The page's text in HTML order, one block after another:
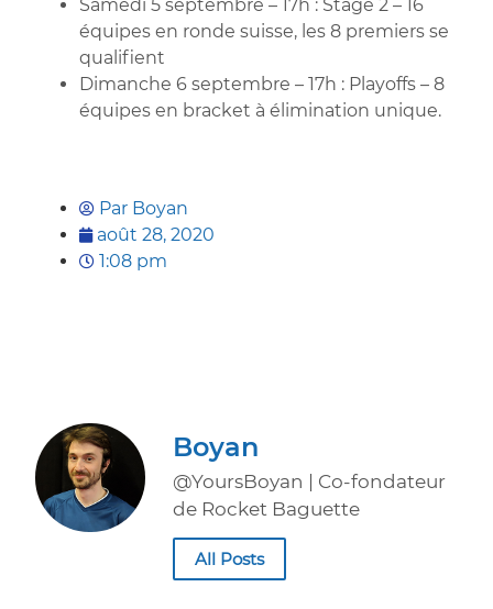
Samedi 5 septembre – 17h : Stage 2 – 16
équipes en ronde suisse, les 8 premiers se
qualifient
Dimanche 6 septembre – 17h : Playoffs – 8
équipes en bracket à élimination unique.
Par Boyan
août 28, 2020
1:08 pm
Boyan
@YoursBoyan | Co-fondateur
de Rocket Baguette
All Posts